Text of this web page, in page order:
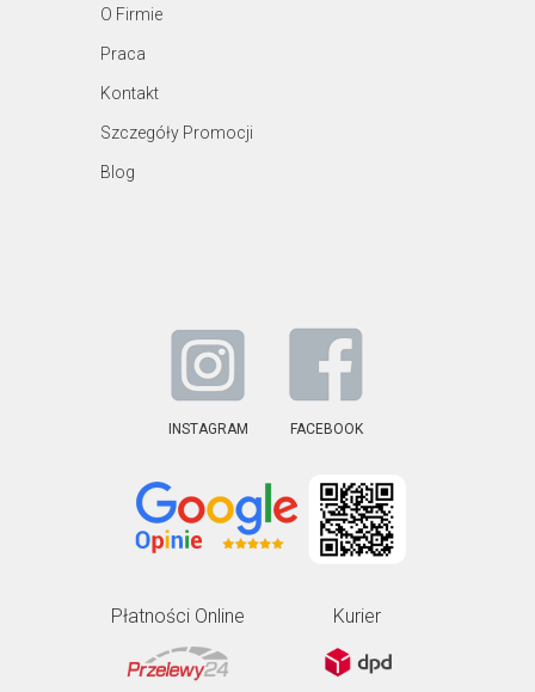
O Firmie
Praca
Kontakt
Szczegóły Promocji
Blog
INSTAGRAM FACEBOOK
Płatności Online Kurier